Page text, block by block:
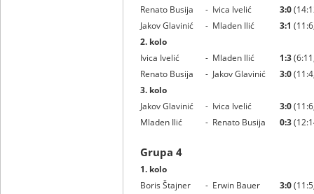
Renato Busija
- Ivica Ivelić 3:0
Jakov Glavinić
- Mladen Ilić 3:1
2. kolo
Ivica Ivelić
- Mladen Ilić 1:3
Renato Busija
- Jakov Glavinić 3:0
3. kolo
Jakov Glavinić
- Ivica Ivelić 3:0
Mladen Ilić
- Renato Busija 0:3
Grupa 4
1. kolo
Boris Štajner
- Erwin Bauer 3:0